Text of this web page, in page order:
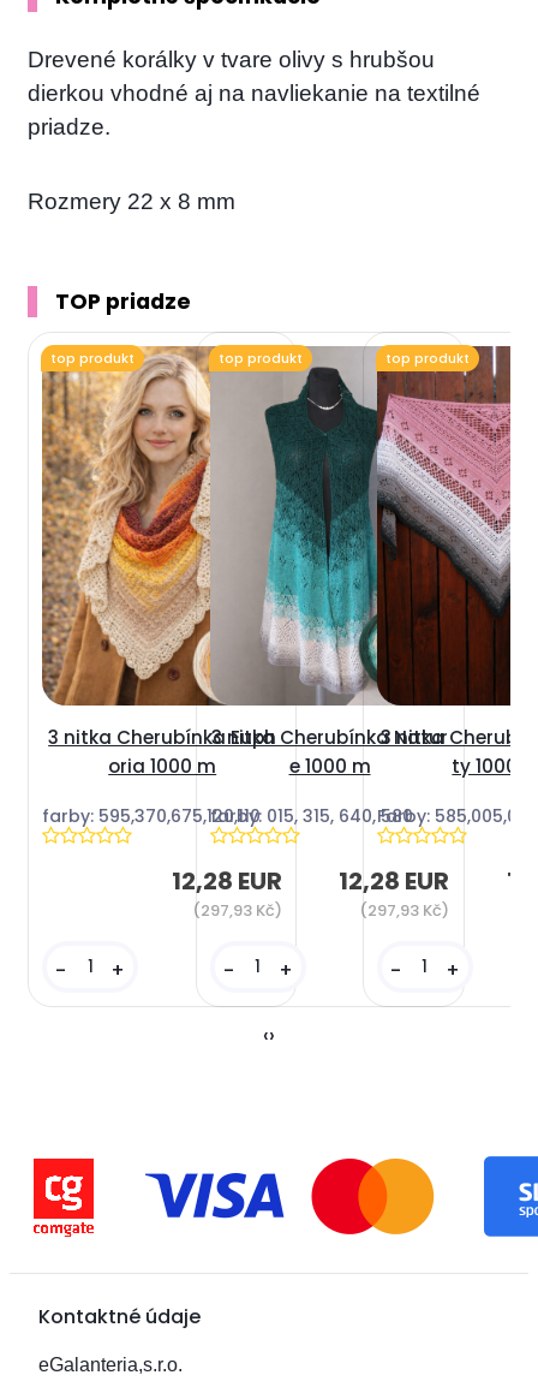
Drevené korálky v tvare olivy s hrubšou
dierkou vhodné aj na navliekanie na textilné
priadze.
Rozmery 22 x 8 mm
TOP priadze
3 nitka Cherubínka Euph
oria 1000 m
farby: 595,370,675,120,110
12,28 EUR
(297,93 Kč)
- +
top produkt
3 nitka Cherubínka Natur
e 1000 m
farby: 015, 315, 640, 580
12,28 EUR
(297,93 Kč)
- +
top produkt
3 nitka
ty 1000
Farby:
- +
top produkt
‹›
Kontaktné údaje
eGalanteria,s.r.o.